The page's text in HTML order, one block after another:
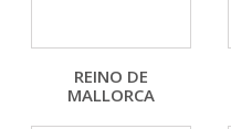
REINO DE
MALLORCA